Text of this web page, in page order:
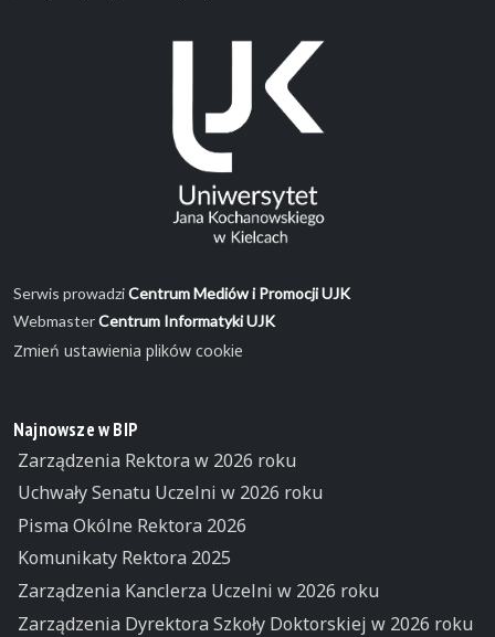
Serwis prowadziCentrum Mediów i Promocji UJK
WebmasterCentrum Informatyki UJK
Zmień ustawienia plików cookie
Najnowsze w BIP
Zarządzenia Rektora w 2026 roku
Uchwały Senatu Uczelni w 2026 roku
Pisma Okólne Rektora 2026
Komunikaty Rektora 2025
Zarządzenia Kanclerza Uczelni w 2026 roku
Zarządzenia Dyrektora Szkoły Doktorskiej w 2026 roku